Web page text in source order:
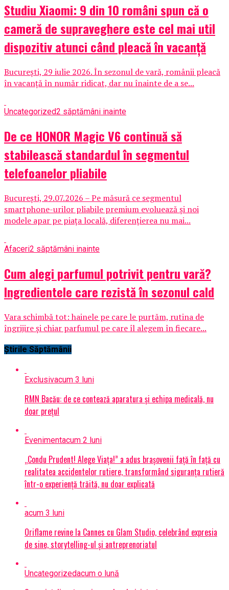
Studiu Xiaomi: 9 din 10 români spun că o
cameră de supraveghere este cel mai util
dispozitiv atunci când pleacă în vacanță
București, 29 iulie 2026. În sezonul de vară, românii pleacă
în vacanță în număr ridicat, dar nu înainte de a se...
Uncategorized2 săptămâni inainte
De ce HONOR Magic V6 continuă să
stabilească standardul în segmentul
telefoanelor pliabile
București, 29.07.2026 – Pe măsură ce segmentul
smartphone-urilor pliabile premium evoluează și noi
modele apar pe piața locală, diferențierea nu mai...
Afaceri2 săptămâni inainte
Cum alegi parfumul potrivit pentru vară?
Ingredientele care rezistă în sezonul cald
Vara schimbă tot: hainele pe care le purtăm, rutina de
îngrijire și chiar parfumul pe care îl alegem în fiecare...
Știrile Săptămânii
Exclusivacum 3 luni
RMN Bacău: de ce contează aparatura și echipa medicală, nu
doar prețul
Evenimentacum 2 luni
„Condu Prudent! Alege Viața!” a adus brașovenii față în față cu
realitatea accidentelor rutiere, transformând siguranța rutieră
într-o experiență trăită, nu doar explicată
acum 3 luni
Oriflame revine la Cannes cu Glam Studio, celebrând expresia
de sine, storytelling-ul și antreprenoriatul
Uncategorizedacum o lună